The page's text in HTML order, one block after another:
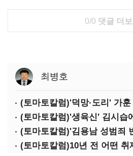
0/0 댓글 더보
최병호
(토마토칼럼)'생육신' 김시습
(토마토칼럼)'김용남 성범죄